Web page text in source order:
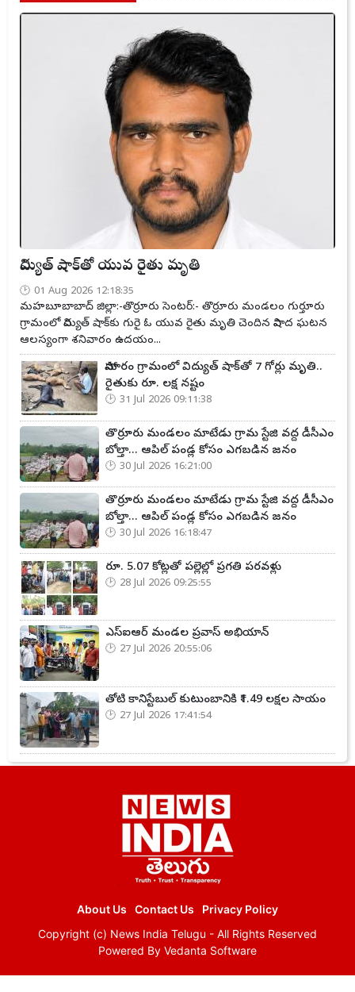
విద్యుత్ షాక్‌తో యువ రైతు మృతి
01 Aug 2026 12:18:35
మహబూబాబాద్ జిల్లా:-తొర్రూరు సెంటర్:- తొర్రూరు మండలం గుర్తూరు
గ్రామంలో విద్యుత్ షాక్‌కు గురై ఓ యువ రైతు మృతి చెందిన విషాద ఘటన
ఆలస్యంగా శనివారం ఉదయం...
సోమారం గ్రామంలో విద్యుత్ షాక్‌తో 7 గోర్లు మృతి..
రైతుకు రూ. లక్ష నష్టం
31 Jul 2026 09:11:38
తొర్రూరు మండలం మాటేడు గ్రామ స్టేజి వద్ద డీసీఎం
బోల్తా... ఆపిల్ పండ్ల కోసం ఎగబడిన జనం
30 Jul 2026 16:21:00
తొర్రూరు మండలం మాటేడు గ్రామ స్టేజి వద్ద డీసీఎం
బోల్తా... ఆపిల్ పండ్ల కోసం ఎగబడిన జనం
30 Jul 2026 16:18:47
రూ. 5.07 కోట్లతో పల్లెల్లో ప్రగతి పరవళ్లు
28 Jul 2026 09:25:55
ఎస్ఐఆర్ మండల ప్రవాస్ అభియాన్‌
27 Jul 2026 20:55:06
తోటి కానిస్టేబుల్ కుటుంబానికి ₹1.49 లక్షల సాయం
27 Jul 2026 17:41:54
About Us Contact Us
Privacy Policy
Copyright (c) News India Telugu - All Rights Reserved
Powered By Vedanta Software